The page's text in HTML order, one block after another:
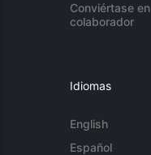
Conviértase en
colaborador
Idiomas
English
Español